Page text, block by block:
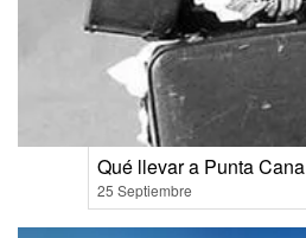
Qué llevar a Punta Cana
25 Septiembre